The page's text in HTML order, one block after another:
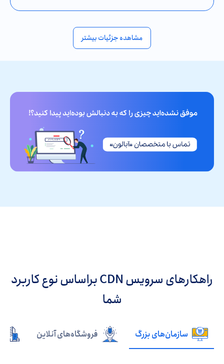
مشاهده جزئیات بیشتر
راهکارهای سرویس CDN براساس نوع کاربرد
شما
سازمان‌های بزرگ فروشگاه‌های آنلاین